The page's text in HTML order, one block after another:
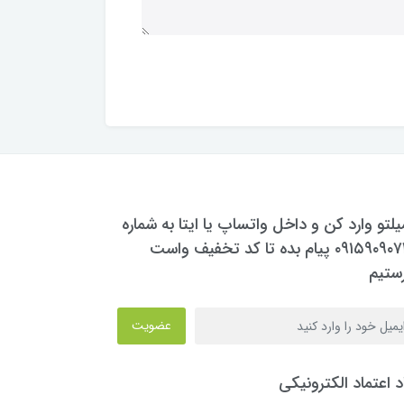
وارد کن و داخل واتساپ یا ایتا به شماره
۰۹۱۵۹۰۹۰۷۳۰ پیام بده تا کد تخفیف واست
عضویت
اعتماد الکترونیکی